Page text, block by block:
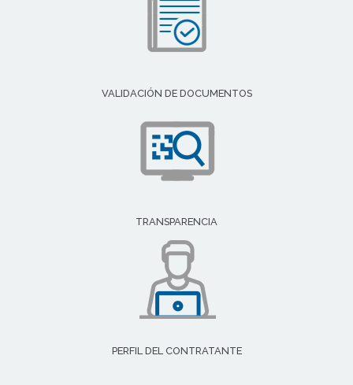
VALIDACIÓN DE DOCUMENTOS
TRANSPARENCIA
PERFIL DEL CONTRATANTE